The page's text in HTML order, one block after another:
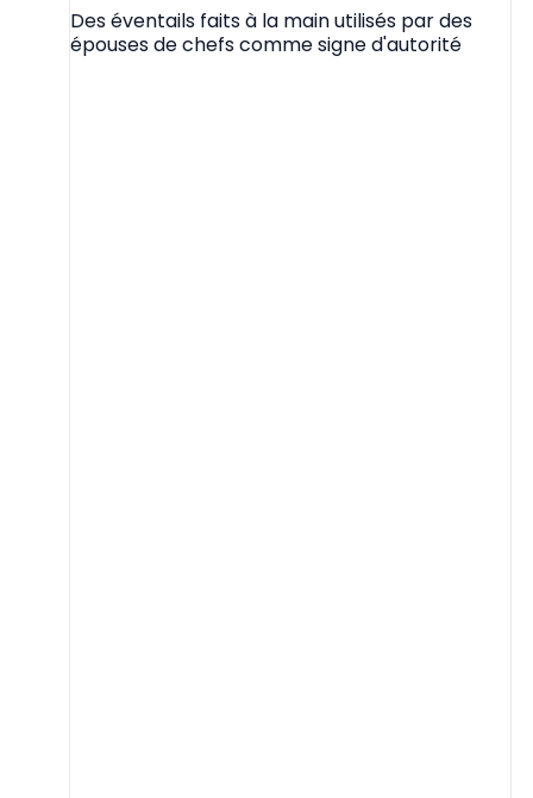
Des éventails faits à la main utilisés par des
épouses de chefs comme signe d'autorité